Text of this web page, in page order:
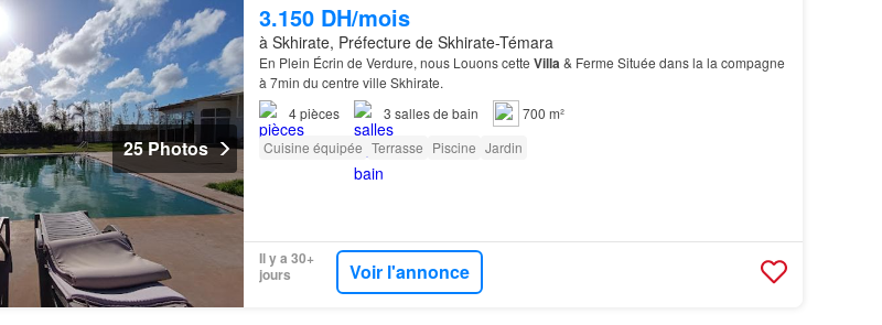
25 Photos
3.150 DH/mois
à Skhirate, Préfecture de Skhirate-Témara
En Plein Écrin de Verdure, nous Louons cette Villa& Ferme Située dans la la compagne
à 7min du centre ville Skhirate.
4pièces 3 salles de bain
700 m²
Cuisine équipée Terrasse Piscine Jardin
Il y a 30+
jours
Voir l'annonce